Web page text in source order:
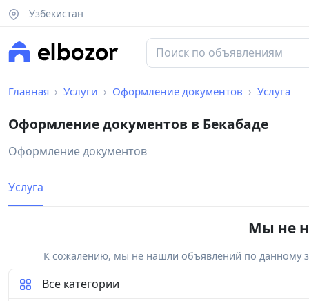
Узбекистан
Главная Услуги Оформление документов Услуга
Оформление документов в Бекабаде
Оформление документов
Услуга
Мы не
К сожалению, мы не нашли объявлений по данному
Все категории